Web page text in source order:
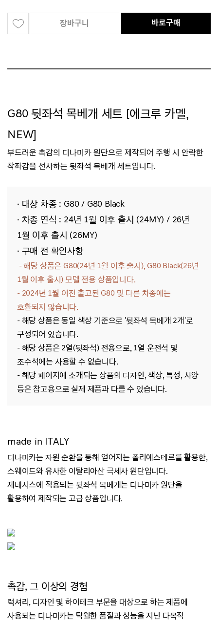
장바구니 바로구매
G80 뒷좌석 목베개 세트 [에크루 카멜,
NEW]
부드러운 촉감의 디나미카 원단으로 제작되어 주행 시 안락한
착좌감을 선사하는 뒷좌석 목베개 세트입니다.
· 대상 차종 : G80 / G80 Black
· 차종 연식 : 24년 1월 이후 출시 (24MY) / 26년
1월 이후 출시 (26MY)
· 구매 전 확인사항
- 해당 상품은 G80(24년 1월 이후 출시), G80 Black(26년
1월 이후 출시) 모델 전용 상품입니다.
- 2024년 1월 이전 출고된 G80 및 다른 차종에는
호환되지 않습니다.
- 해당 상품은 동일 색상 기준으로 '뒷좌석 목베개 2개'로
구성되어 있습니다.
- 해당 상품은 2열(뒷좌석) 전용으로, 1열 운전석 및
조수석에는 사용할 수 없습니다.
- 해당 페이지에 소개되는 상품의 디자인, 색상, 특성, 사양
등은 참고용으로 실제 제품과 다를 수 있습니다.
made in ITALY
디나미카는 자원 순환을 통해 얻어지는 폴리에스테르를 활용한,
스웨이드와 유사한 이탈리아산 극세사 원단입니다.
제네시스에 적용되는 뒷좌석 목베개는 디나미카 원단을
활용하여 제작되는 고급 상품입니다.
촉감, 그 이상의 경험
럭셔리, 디자인 및 하이테크 부문을 대상으로 하는 제품에
사용되는 디나미카는 탁월한 품질과 성능을 지닌 다목적